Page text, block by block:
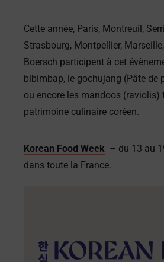
Cette année, Paris, Montreuil,
Strasbourg, Montpellier,
Boersch participent à cet
bibimbap, le gochujang (Pâte de
ou encore les mandoos (raviolis)
patrimoine culinaire coréen.
Korean Food Week – du 13 au
dans toute la France.